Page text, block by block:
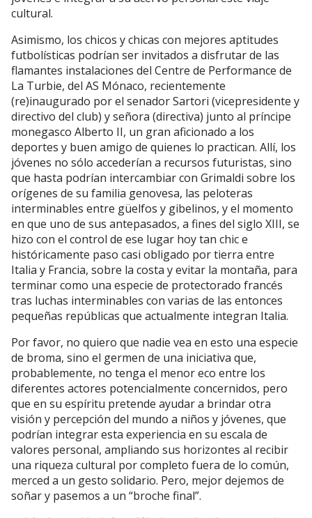
cultural.
Asimismo, los chicos y chicas con mejores aptitudes
futbolísticas podrían ser invitados a disfrutar de las
flamantes instalaciones del Centre de Performance de
La Turbie, del AS Mónaco, recientemente
(re)inaugurado por el senador Sartori (vicepresidente y
directivo del club) y señora (directiva) junto al príncipe
monegasco Alberto II, un gran aficionado a los
deportes y buen amigo de quienes lo practican. Allí, los
jóvenes no sólo accederían a recursos futuristas, sino
que hasta podrían intercambiar con Grimaldi sobre los
orígenes de su familia genovesa, las peloteras
interminables entre güelfos y gibelinos, y el momento
en que uno de sus antepasados, a fines del siglo XIII, se
hizo con el control de ese lugar hoy tan chic e
históricamente paso casi obligado por tierra entre
Italia y Francia, sobre la costa y evitar la montaña, para
terminar como una especie de protectorado francés
tras luchas interminables con varias de las entonces
pequeñas repúblicas que actualmente integran Italia.
Por favor, no quiero que nadie vea en esto una especie
de broma, sino el germen de una iniciativa que,
probablemente, no tenga el menor eco entre los
diferentes actores potencialmente concernidos, pero
que en su espíritu pretende ayudar a brindar otra
visión y percepción del mundo a niños y jóvenes, que
podrían integrar esta experiencia en su escala de
valores personal, ampliando sus horizontes al recibir
una riqueza cultural por completo fuera de lo común,
merced a un gesto solidario. Pero, mejor dejemos de
soñar y pasemos a un “broche final”.